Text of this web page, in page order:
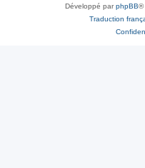
Développé parphpBB®
Traduction